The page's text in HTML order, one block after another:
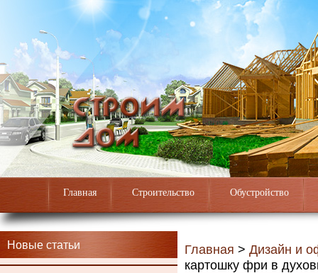
Главная Строительство Обустройство
Новые статьи Главная > Дизайн и
картошку фри в